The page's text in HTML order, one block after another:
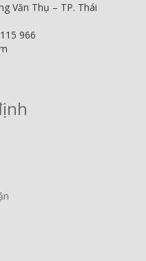
Văn Thụ – TP. Thái
966